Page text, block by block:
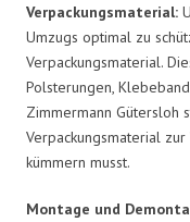
Verpackungsmaterial:
Umzugs optimal zu
Verpackungsmaterial.
Polsterungen,
Zimmermann Gütersloh
Verpackungsmaterial
kümmern musst.
Montage und